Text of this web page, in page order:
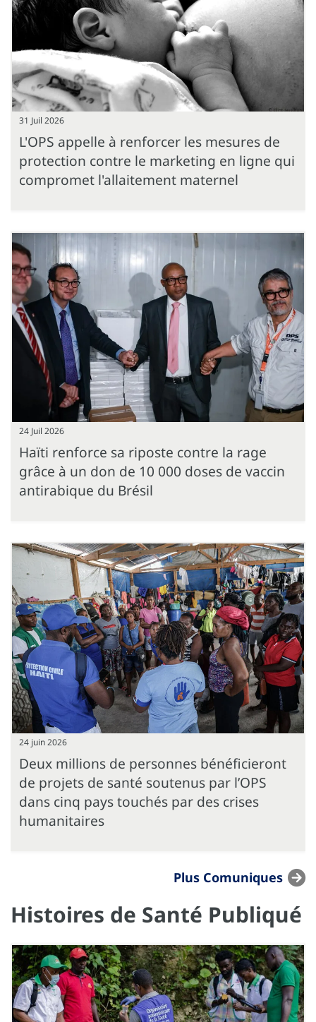
31 Juil 2026
L'OPS appelle à renforcer les mesures de
protection contre le marketing en ligne qui
compromet l'allaitement maternel
24 Juil 2026
Haïti renforce sa riposte contre la rage
grâce à un don de 10 000 doses de vaccin
antirabique du Brésil
24 juin 2026
Deux millions de personnes bénéficieront
de projets de santé soutenus par l’OPS
dans cinq pays touchés par des crises
humanitaires
Plus Comuniques
Histoires de Santé Publiqué